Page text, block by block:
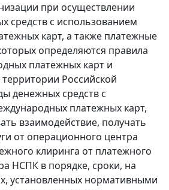
при осуществлении
средств с использованием
карт, а также платежные
определяются правила
платежных карт и
Российской
денежных средств с
платежных карт,
взаимодействие, получать
от операционного центра
клиринга от платежного
НСПК в порядке, сроки, на
установленных нормативными